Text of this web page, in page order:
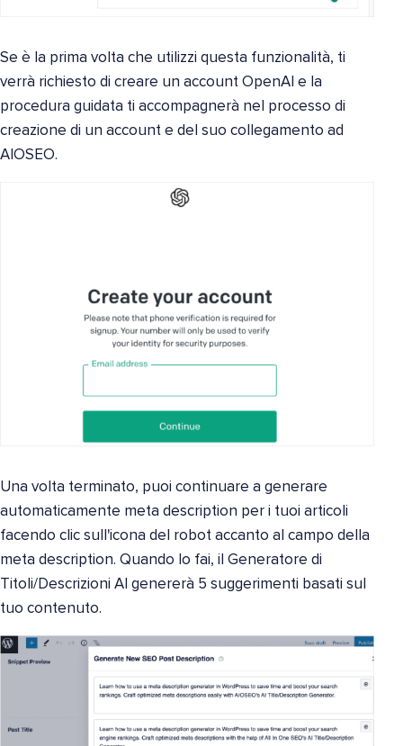
Se è la prima volta che utilizzi questa funzionalità, ti
verrà richiesto di creare un account OpenAI e la
procedura guidata ti accompagnerà nel processo di
creazione di un account e del suo collegamento ad
AIOSEO.
Una volta terminato, puoi continuare a generare
automaticamente meta description per i tuoi articoli
facendo clic sull'icona del robot accanto al campo della
meta description. Quando lo fai, il Generatore di
Titoli/Descrizioni AI genererà 5 suggerimenti basati sul
tuo contenuto.